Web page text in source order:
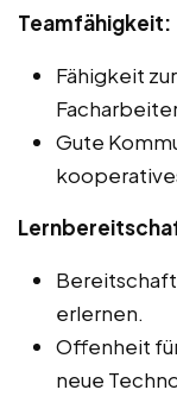
Teamfähigkeit:
Fähigkeit
Gute
erlernen.
Offenheit
neue